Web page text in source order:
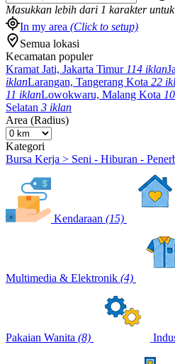
Masukkan lebih dari 1 karakter
In my area (Click to setup)
Semua lokasi
Kecamatan populer
Kramat Jati, Jakarta Timur 114 iklan
iklanLarangan, Tangerang Kota 22
11 iklanLowokwaru, Malang Kota
Selatan 3 iklan
Area (Radius)
Kategori
Bursa Kerja > Seni - Hiburan -
Kendaraan (15)
Multimedia & Elektronik (4)
Pakaian Wanita (8)